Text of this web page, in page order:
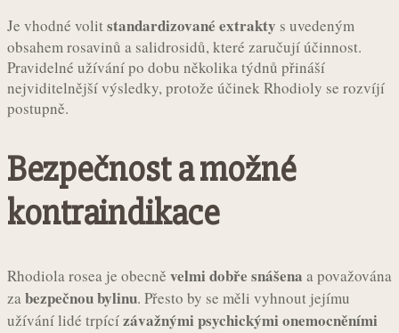
Je vhodné volitstandardizované extrakty s uvedeným
obsahem rosavinů a salidrosidů, které zaručují účinnost.
Pravidelné užívání po dobu několika týdnů přináší
nejviditelnější výsledky, protože účinek Rhodioly se rozvíjí
postupně.
Bezpečnost a možné
kontraindikace
Rhodiola rosea je obecně velmi dobře snášena a považována
zabezpečnou bylinu. Přesto by se měli vyhnout jejímu
užívání lidé trpícízávažnými psychickými onemocněními